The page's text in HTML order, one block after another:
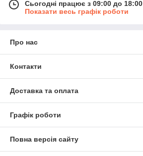
Сьогодні працює з 09:00 до 18:00
Показати весь графік роботи
Про нас
Контакти
Доставка та оплата
Графік роботи
Повна версія сайту